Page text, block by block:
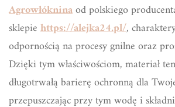
Agrowłókninaod polskiego
sklepiehttps://alejka24.pl/,
odpornością na procesy gnilne oraz
Dzięki tym właściwościom, materiał
długotrwałą barierę ochronną dla
przepuszczając przy tym wodę i